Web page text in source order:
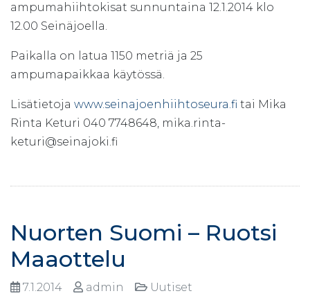
ampumahiihtokisat sunnuntaina 12.1.2014 klo
12.00 Seinäjoella.
Paikalla on latua 1150 metriä ja 25
ampumapaikkaa käytössä.
Lisätietoja www.seinajoenhiihtoseura.fi tai Mika
Rinta Keturi 040 7748648, mika.rinta-
keturi@seinajoki.fi
Nuorten Suomi – Ruotsi
Maaottelu
7.1.2014 admin Uutiset